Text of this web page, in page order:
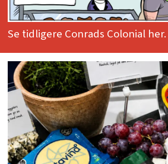
Se tidligere Conrads Colonial her.